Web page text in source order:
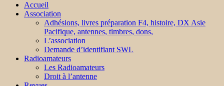
Accueil
Association
Adhésions, livres préparation F4, histoire, DX Asie
Pacifique, antennes, timbres, dons,
L’association
Demande d’identifiant SWL
Radioamateurs
Les Radioamateurs
Droit à l’antenne